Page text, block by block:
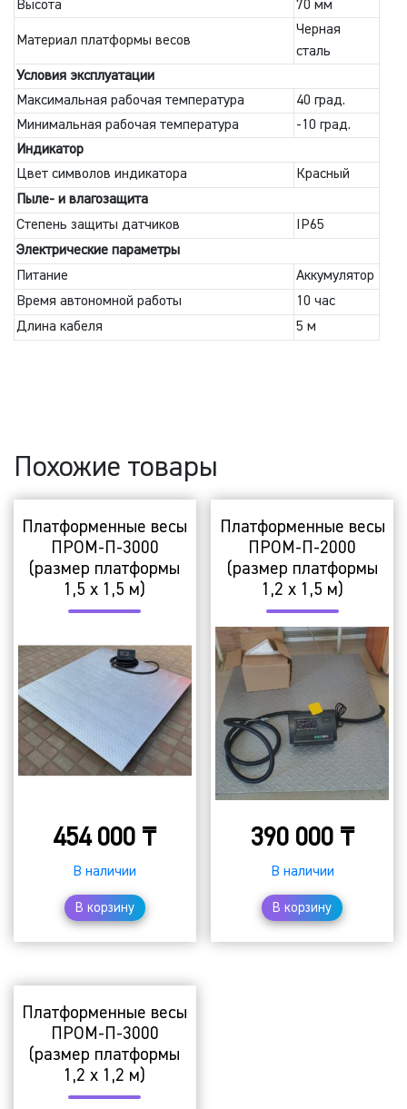
Высота 70 мм
Материал платформы весов
Черная
сталь
Условия эксплуатации
Максимальная рабочая температура
40 град.
Минимальная рабочая температура
-10 град.
Индикатор
Цвет символов индикатора
Красный
Пыле- и влагозащита
Степень защиты датчиков
IP65
Электрические параметры
Питание
Аккумулятор
Время автономной работы
10 час
Длина кабеля
5 м
Похожие товары
Платформенные весы
ПРОМ-П-3000
(размер платформы
1,5 х 1,5 м)
454 000 ₸
В наличии
В корзину
Платформенные весы
ПРОМ-П-2000
(размер платформы
1,2 х 1,5 м)
390 000 ₸
В наличии
В корзину
Платформенные весы
ПРОМ-П-3000
(размер платформы
1,2 х 1,2 м)